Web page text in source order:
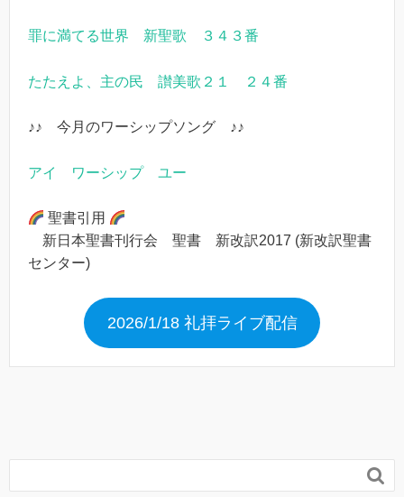
罪に満てる世界 新聖歌 ３４３番
たたえよ、主の民 讃美歌２１ ２４番
♪♪ 今月のワーシップソング ♪♪
アイ ワーシップ ユー
聖書引用
新日本聖書刊行会 聖書 新改訳2017 (新改訳聖書
センター)
2026/1/18 礼拝ライブ配信
